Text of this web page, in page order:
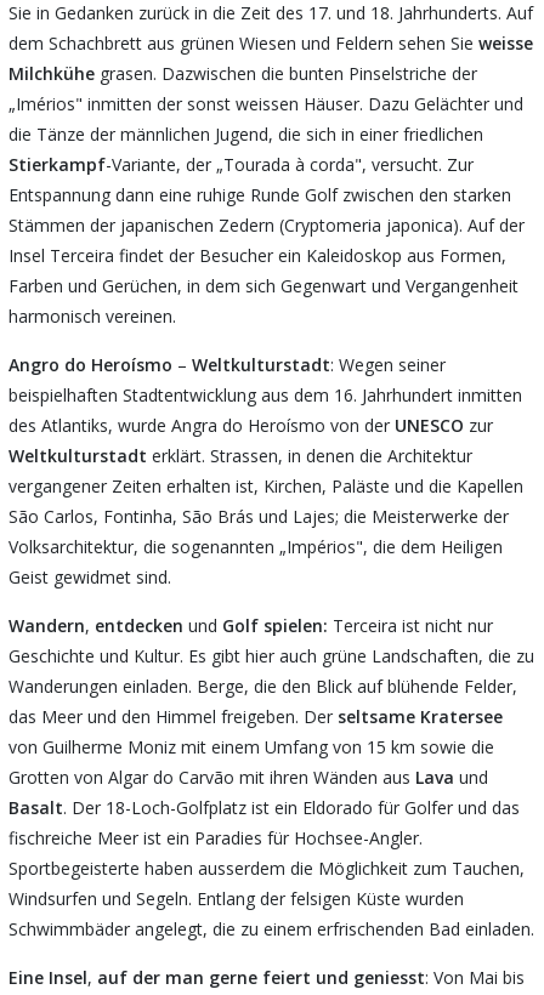
Sie in Gedanken zurück in die Zeit des 17. und 18. Jahrhunderts. Auf
dem Schachbrett aus grünen Wiesen und Feldern sehen Sie weisse
Milchkühe grasen. Dazwischen die bunten Pinselstriche der
„Imérios" inmitten der sonst weissen Häuser. Dazu Gelächter und
die Tänze der männlichen Jugend, die sich in einer friedlichen
Stierkampf-Variante, der „Tourada à corda", versucht. Zur
Entspannung dann eine ruhige Runde Golf zwischen den starken
Stämmen der japanischen Zedern (Cryptomeria japonica). Auf der
Insel Terceira findet der Besucher ein Kaleidoskop aus Formen,
Farben und Gerüchen, in dem sich Gegenwart und Vergangenheit
harmonisch vereinen.
Angro do Heroísmo – Weltkulturstadt: Wegen seiner
beispielhaften Stadtentwicklung aus dem 16. Jahrhundert inmitten
des Atlantiks, wurde Angra do Heroísmo von der UNESCO zur
Weltkulturstadt erklärt. Strassen, in denen die Architektur
vergangener Zeiten erhalten ist, Kirchen, Paläste und die Kapellen
São Carlos, Fontinha, São Brás und Lajes; die Meisterwerke der
Volksarchitektur, die sogenannten „Impérios", die dem Heiligen
Geist gewidmet sind.
Wandern, entdecken und Golf spielen: Terceira ist nicht nur
Geschichte und Kultur. Es gibt hier auch grüne Landschaften, die zu
Wanderungen einladen. Berge, die den Blick auf blühende Felder,
das Meer und den Himmel freigeben. Der seltsame Kratersee
von Guilherme Moniz mit einem Umfang von 15 km sowie die
Grotten von Algar do Carvão mit ihren Wänden aus Lava und
Basalt. Der 18-Loch-Golfplatz ist ein Eldorado für Golfer und das
fischreiche Meer ist ein Paradies für Hochsee-Angler.
Sportbegeisterte haben ausserdem die Möglichkeit zum Tauchen,
Windsurfen und Segeln. Entlang der felsigen Küste wurden
Schwimmbäder angelegt, die zu einem erfrischenden Bad einladen.
Eine Insel, auf der man gerne feiert und geniesst: Von Mai bis